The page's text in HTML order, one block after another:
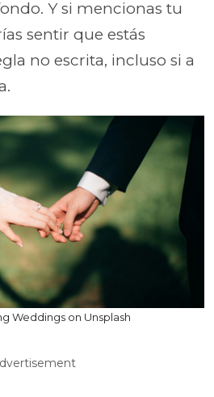
Y si mencionas tu
sentir que estás
no escrita, incluso si a
Weddings on Unsplash